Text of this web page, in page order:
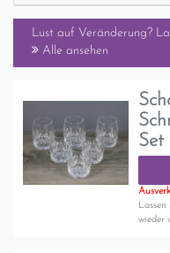
Lust auf Veränderung?
Alle ansehen
Set
wieder